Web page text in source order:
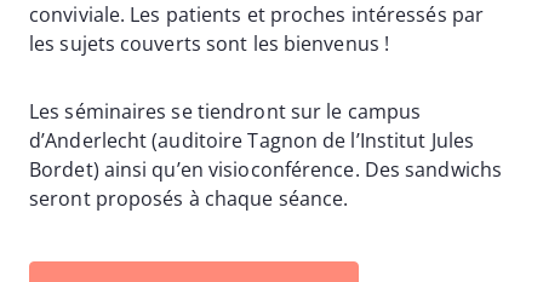
conviviale. Les patients et proches intéressés par
les sujets couverts sont les bienvenus !
Les séminaires se tiendront sur le campus
d’Anderlecht (auditoire Tagnon de l’Institut Jules
Bordet) ainsi qu’en visioconférence. Des sandwichs
seront proposés à chaque séance.